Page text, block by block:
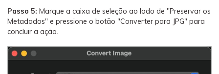
Passo 5: Marque a caixa de seleção ao lado de "Preservar os
Metadados" e pressione o botão "Converter para JPG" para
concluir a ação.